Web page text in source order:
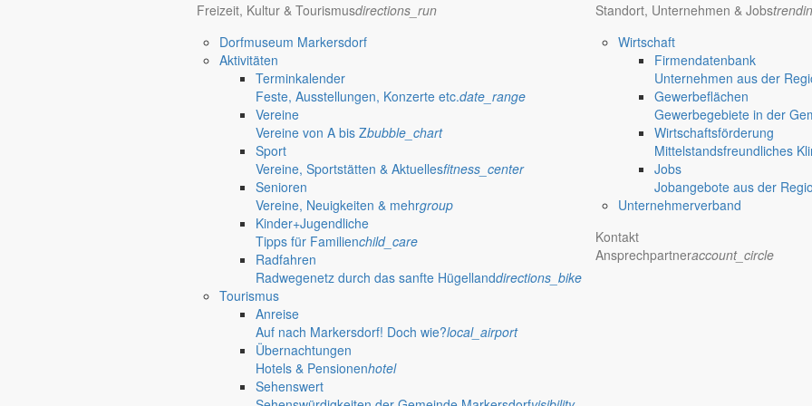
Freizeit, Kultur & Tourismusdirections_run
Dorfmuseum Markersdorf
Aktivitäten
Terminkalender
Feste, Ausstellungen, Konzerte etc.date_range
Vereine
Vereine von A bis Zbubble_chart
Sport
Vereine, Sportstätten & Aktuellesfitness_center
Senioren
Vereine, Neuigkeiten & mehrgroup
Kinder+Jugendliche
Tipps für Familienchild_care
Radfahren
Radwegenetz durch das sanfte Hügellanddirections_bike
Tourismus
Anreise
Auf nach Markersdorf! Doch wie?local_airport
Übernachtungen
Hotels & Pensionenhotel
Sehenswert
Standort, Unternehmen & Jobs
Wirtschaft
Firmendatenbank
Unternehmen aus der
Gewerbeflächen
Gewerbegebiete in der
Wirtschaftsförderung
Mittelstandsfreundliches
Jobs
Jobangebote aus der
Unternehmerverband
Kontakt
Ansprechpartneraccount_circle
Die Corona-Pandemie bestimmt das monatliche Statement von Bürgermeister Thomas Knack. Auch die gute wirtschaftliche Entwicklung in
Wenn es mir besser gehen würde, wäre es nicht auszuhalten
Bürgermeister Oktober 2020
Der Markersdorfer Bürgermeister Thomas Knack feierte seinen 60. Geburtstag. Nichts war geplant – und dennoch war er von diesem Tag
Bürgermeister September 2020
In seinem aktuellen Statement geht Bürgermeister Thomas Knack auf den Schulbeginn und ein Projekt des Schöpsboten ein, der vorstellen
Bürgermeister August 2020
Mit einer Geschichte darüber, was man in einer Kita erleben kann, leitet Bürgermeister Thomas Knack seinen Beitrag für August, in dem er